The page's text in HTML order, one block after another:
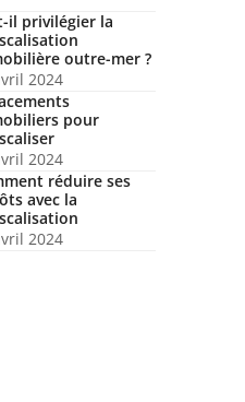
il privilégier la
outre-mer ?
2024
pour
2024
réduire ses
avec la
2024